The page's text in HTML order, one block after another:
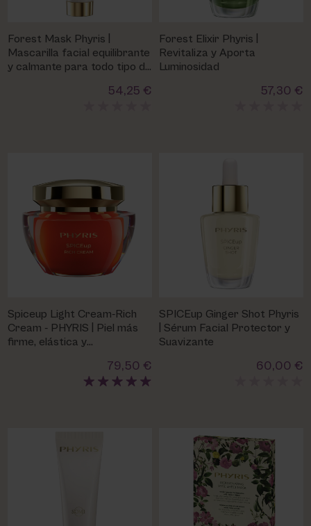
Forest Mask Phyris |
Mascarilla facial equilibrante
y calmante para todo tipo de
54,25 €
Forest Elixir Phyris |
Revitaliza y Aporta
Luminosidad
57,30 €
Spiceup Light Cream-Rich
Cream - PHYRIS | Piel más
firme, elástica y
79,50 €
SPICEup Ginger Shot Phyris
| Sérum Facial Protector y
Suavizante
60,00 €